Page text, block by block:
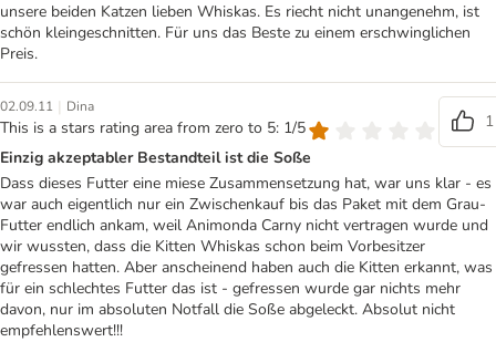
unsere beiden Katzen lieben Whiskas. Es riecht nicht unangenehm, ist
schön kleingeschnitten. Für uns das Beste zu einem erschwinglichen
Preis.
02.09.11 | Dina
This is a stars rating area from zero to 5: 1/5
1
Einzig akzeptabler Bestandteil ist die Soße
Dass dieses Futter eine miese Zusammensetzung hat, war uns klar - es
war auch eigentlich nur ein Zwischenkauf bis das Paket mit dem Grau-
Futter endlich ankam, weil Animonda Carny nicht vertragen wurde und
wir wussten, dass die Kitten Whiskas schon beim Vorbesitzer
gefressen hatten. Aber anscheinend haben auch die Kitten erkannt, was
für ein schlechtes Futter das ist - gefressen wurde gar nichts mehr
davon, nur im absoluten Notfall die Soße abgeleckt. Absolut nicht
empfehlenswert!!!